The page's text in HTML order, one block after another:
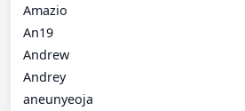
Amazio
An19
Andrew
Andrey
aneunyeoja